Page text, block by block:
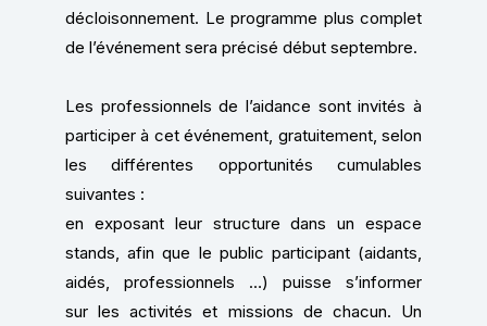
décloisonnement. Le programme plus complet
de l’événement sera précisé début septembre.
Les professionnels de l’aidance sont invités à
participer à cet événement, gratuitement, selon
les différentes opportunités cumulables
suivantes :
en exposant leur structure dans un espace
stands, afin que le public participant (aidants,
aidés, professionnels …) puisse s’informer
sur les activités et missions de chacun. Un